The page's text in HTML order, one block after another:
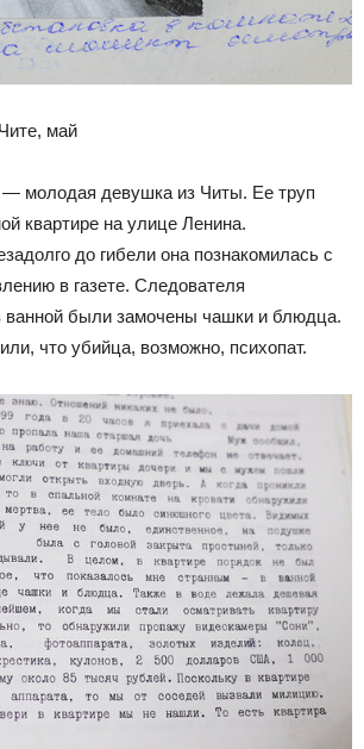
май
молодая девушка из Читы. Ее труп
квартире на улице Ленина.
до гибели она познакомилась с
в газете. Следователя
ванной были замочены чашки и блюдца.
что убийца, возможно, психопат.